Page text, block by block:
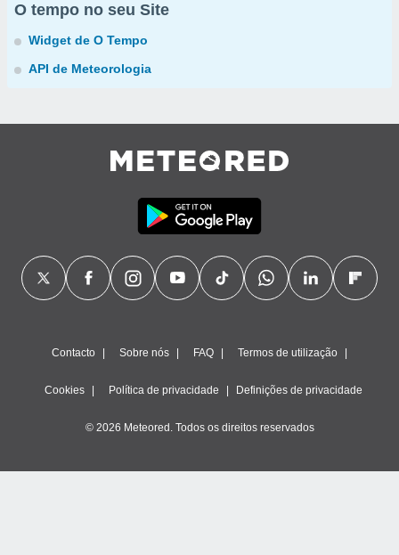
O tempo no seu Site
Widget de O Tempo
API de Meteorologia
Contacto Sobre nós FAQ Termos de utilização
Cookies Política de privacidade Definições de privacidade
© 2026 Meteored. Todos os direitos reservados